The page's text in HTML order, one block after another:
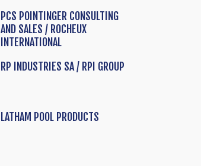
PCS POINTINGER CONSULTING
AND SALES / ROCHEUX
INTERNATIONAL
RP INDUSTRIES SA / RPI GROUP
LATHAM POOL PRODUCTS